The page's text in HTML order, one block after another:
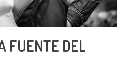
FUENTE DEL